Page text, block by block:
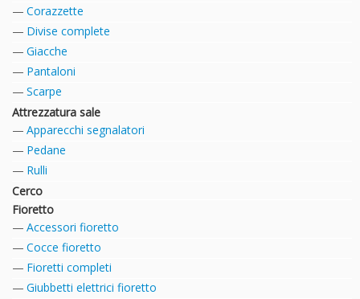
Corazzette
Divise complete
Giacche
Pantaloni
Scarpe
Attrezzatura sale
Apparecchi segnalatori
Pedane
Rulli
Cerco
Fioretto
Accessori fioretto
Cocce fioretto
Fioretti completi
Giubbetti elettrici fioretto